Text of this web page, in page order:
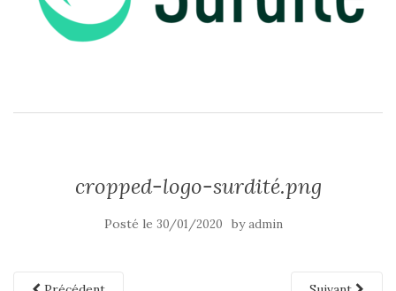
cropped-logo-surdité.png
Posté le 30/01/2020 byadmin